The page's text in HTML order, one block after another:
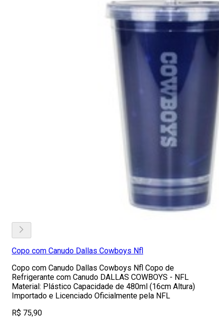
Copo com Canudo Dallas Cowboys Nfl
Copo com Canudo Dallas Cowboys Nfl Copo de
Refrigerante com Canudo DALLAS COWBOYS - NFL
Material: Plástico Capacidade de 480ml (16cm Altura)
Importado e Licenciado Oficialmente pela NFL
R$ 75,90